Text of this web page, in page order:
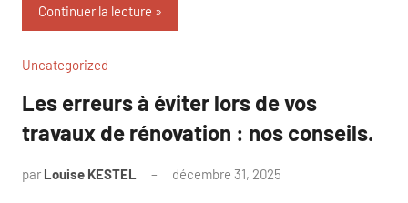
Continuer la lecture
Uncategorized
Les erreurs à éviter lors de vos
travaux de rénovation : nos conseils.
par Louise KESTEL décembre 31, 2025